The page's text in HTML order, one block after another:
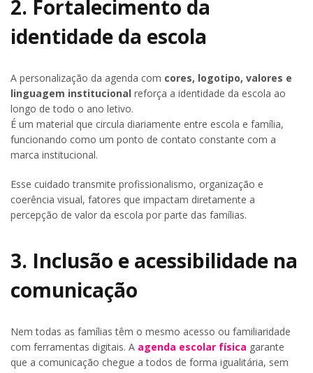
2. Fortalecimento da
identidade da escola
A personalização da agenda com cores, logotipo, valores e
linguagem institucional reforça a identidade da escola ao
longo de todo o ano letivo.
É um material que circula diariamente entre escola e família,
funcionando como um ponto de contato constante com a
marca institucional.
Esse cuidado transmite profissionalismo, organização e
coerência visual, fatores que impactam diretamente a
percepção de valor da escola por parte das famílias.
3. Inclusão e acessibilidade na
comunicação
Nem todas as famílias têm o mesmo acesso ou familiaridade
com ferramentas digitais. A agenda escolar física garante
que a comunicação chegue a todos de forma igualitária, sem